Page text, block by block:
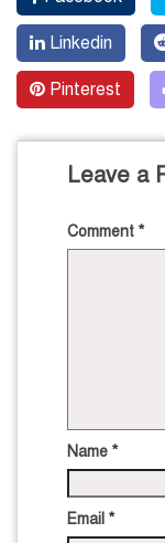
Linkedin
Pinterest
Leave a
Comment *
Name *
Email *